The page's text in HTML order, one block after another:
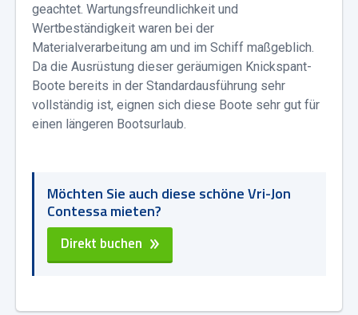
geachtet. Wartungsfreundlichkeit und
Wertbeständigkeit waren bei der
Materialverarbeitung am und im Schiff maßgeblich.
Da die Ausrüstung dieser geräumigen Knickspant-
Boote bereits in der Standardausführung sehr
vollständig ist, eignen sich diese Boote sehr gut für
einen längeren Bootsurlaub.
Möchten Sie auch diese schöne Vri-Jon
Contessa mieten?
Direkt buchen